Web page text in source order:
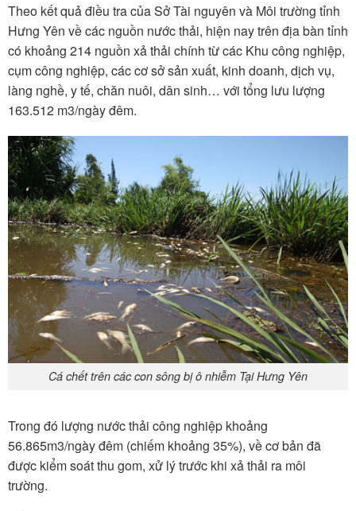
Theo kết quả điều tra của Sở Tài nguyên và Môi trường tỉnh
Hưng Yên về các nguồn nước thải, hiện nay trên địa bàn tỉnh
có khoảng 214 nguồn xả thải chính từ các Khu công nghiệp,
cụm công nghiệp, các cơ sở sản xuất, kinh doanh, dịch vụ,
làng nghề, y tế, chăn nuôi, dân sinh… với tổng lưu lượng
163.512 m3/ngày đêm.
Cá chết trên các con sông bị ô nhiễm Tại Hưng Yên
Trong đó lượng nước thải công nghiệp khoảng
56.865m3/ngày đêm (chiếm khoảng 35%), về cơ bản đã
được kiểm soát thu gom, xử lý trước khi xả thải ra môi
trường.